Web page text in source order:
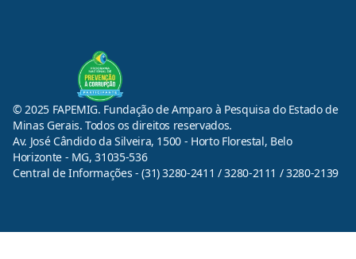
© 2025 FAPEMIG. Fundação de Amparo à Pesquisa do Estado de
Minas Gerais. Todos os direitos reservados.
Av. José Cândido da Silveira, 1500 - Horto Florestal, Belo
Horizonte - MG, 31035-536
Central de Informações - (31) 3280-2411 / 3280-2111 / 3280-2139